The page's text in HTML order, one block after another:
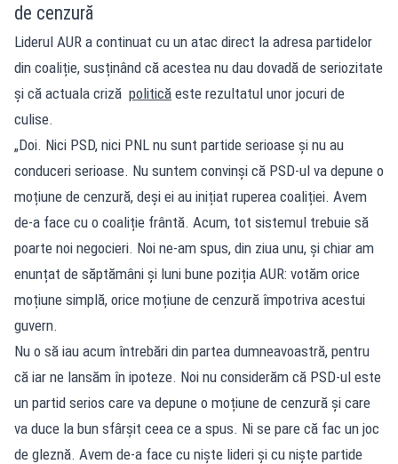
de cenzură
Liderul AUR a continuat cu un atac direct la adresa partidelor
din coaliție, susținând că acestea nu dau dovadă de seriozitate
și că actuala criză politică este rezultatul unor jocuri de
culise.
„Doi. Nici PSD, nici PNL nu sunt partide serioase și nu au
conduceri serioase. Nu suntem convinși că PSD-ul va depune o
moțiune de cenzură, deși ei au inițiat ruperea coaliției. Avem
de-a face cu o coaliție frântă. Acum, tot sistemul trebuie să
poarte noi negocieri. Noi ne-am spus, din ziua unu, și chiar am
enunțat de săptămâni și luni bune poziția AUR: votăm orice
moțiune simplă, orice moțiune de cenzură împotriva acestui
guvern.
Nu o să iau acum întrebări din partea dumneavoastră, pentru
că iar ne lansăm în ipoteze. Noi nu considerăm că PSD-ul este
un partid serios care va depune o moțiune de cenzură și care
va duce la bun sfârșit ceea ce a spus. Ni se pare că fac un joc
de gleznă. Avem de-a face cu niște lideri și cu niște partide